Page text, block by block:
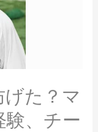
げた？マ
験、チー